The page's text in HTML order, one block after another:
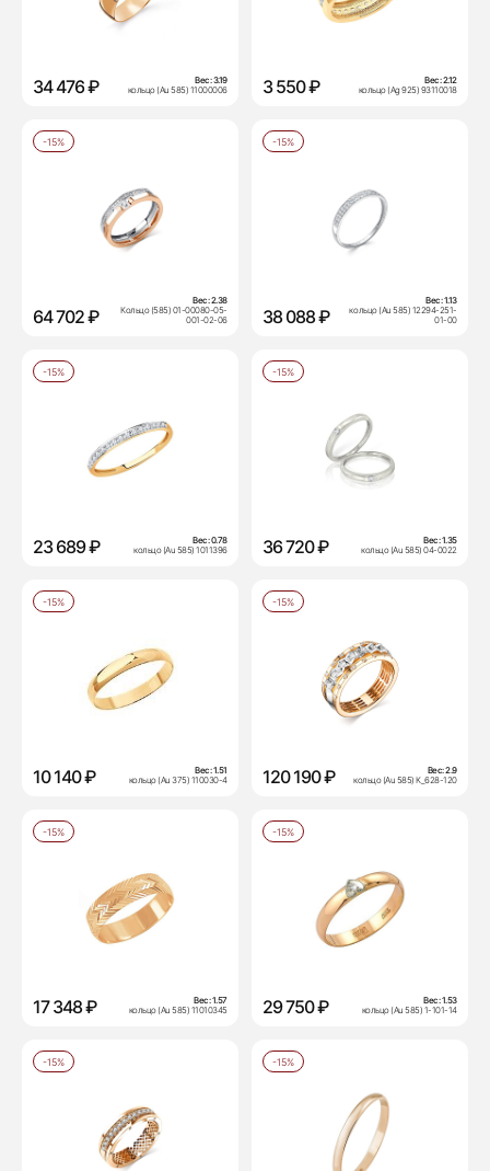
34 476 ₽ Вес:3.19
кольцо (Au 585) 11000006
3 550 ₽ Вес:2.12
кольцо (Ag 925) 93110018
-15%
64 702 ₽
Вес:2.38
Кольцо (585) 01-00080-05-
001-02-06
-15%
38 088 ₽
Вес:1.13
кольцо (Au 585) 12294-251-
01-00
-15%
23 689 ₽ Вес:0.78
кольцо (Au 585) 1011396
-15%
36 720 ₽ Вес:1.35
кольцо (Au 585) 04-0022
-15%
10 140 ₽ Вес:1.51
кольцо (Au 375) 110030-4
-15%
120 190 ₽ Вес:2.9
кольцо (Au 585) К_628-120
-15%
17 348 ₽ Вес:1.57
кольцо (Au 585) 11010345
-15%
29 750 ₽ Вес:1.53
кольцо (Au 585) 1-101-14
-15% -15%